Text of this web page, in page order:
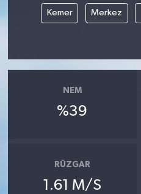
Kemer Merkez
NEM
%39
RÜZGAR
1.61 M/S
Varto